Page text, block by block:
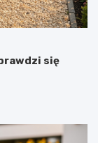
się